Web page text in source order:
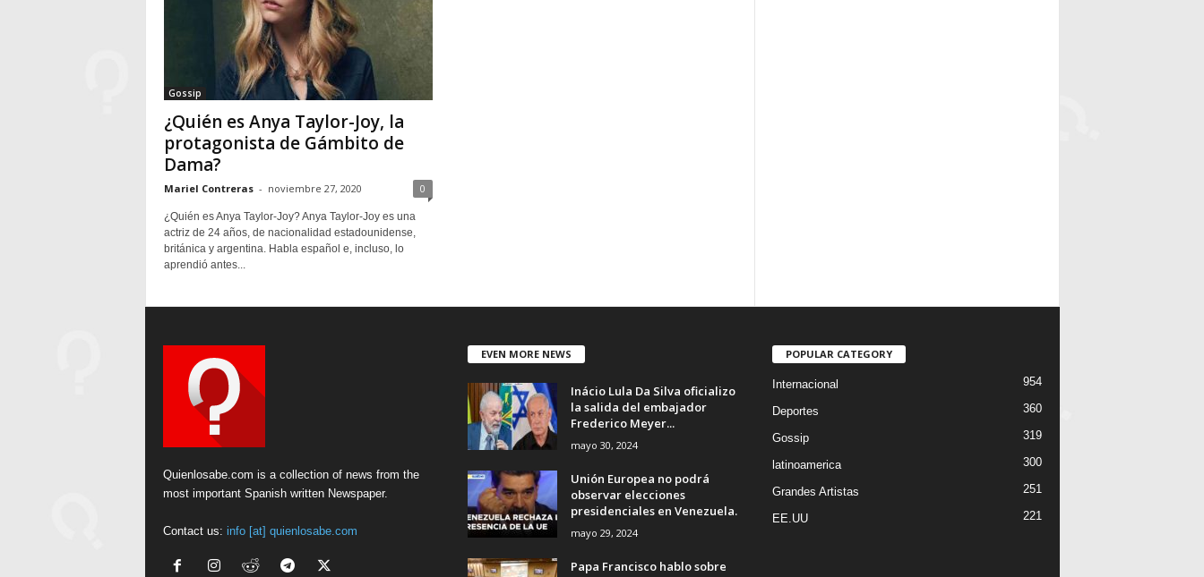
Gossip
¿Quién es Anya Taylor-Joy, la
protagonista de Gámbito de
Dama?
Mariel Contreras - noviembre 27, 2020 0
¿Quién es Anya Taylor-Joy? Anya Taylor-Joy es una
actriz de 24 años, de nacionalidad estadounidense,
británica y argentina. Habla español e, incluso, lo
aprendió antes...
Quienlosabe.com is a collection of news from the
most important Spanish written Newspaper.
Contact us: info [at] quienlosabe.com
EVEN MORE NEWS
Inácio Lula Da Silva oficializo
la salida del embajador
Frederico Meyer...
mayo 30, 2024
Unión Europea no podrá
observar elecciones
presidenciales en Venezuela.
mayo 29, 2024
Papa Francisco hablo sobre
POPULAR CATEGORY
Internacional 954
Deportes 360
Gossip 319
latinoamerica 300
Grandes Artistas 251
EE.UU 221